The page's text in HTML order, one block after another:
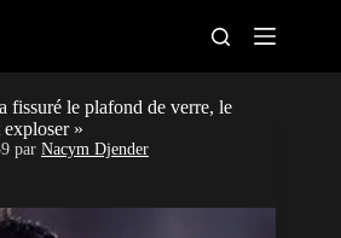
CAN féminine
Pays
fissuré le plafond de verre, le
»
par Nacym Djender